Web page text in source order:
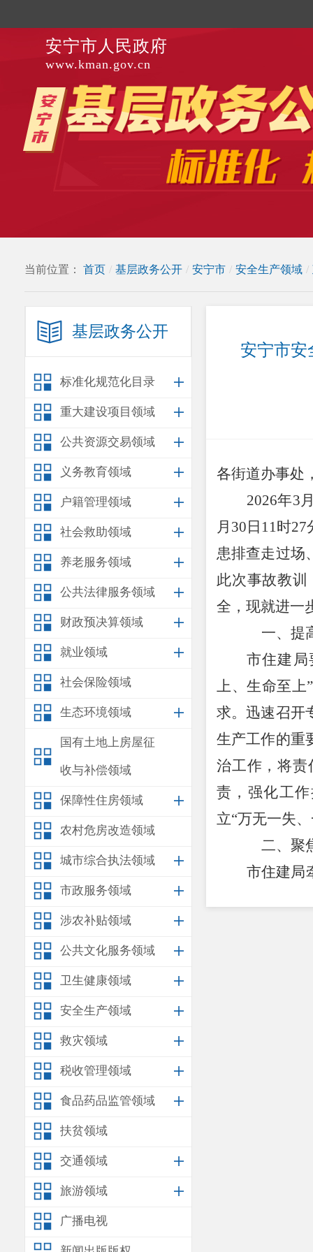
安宁市人民政府
www.kman.gov.cn
当前位置： 首页 / 基层政务公开 / 安宁市 / 安全生产领域 /
基层政务公开
标准化规范化目录
重大建设项目领域
公共资源交易领域
义务教育领域
户籍管理领域
社会救助领域
养老服务领域
公共法律服务领域
财政预决算领域
就业领域
社会保险领域
生态环境领域
国有土地上房屋征
收与补偿领域
保障性住房领域
农村危房改造领域
城市综合执法领域
市政服务领域
涉农补贴领域
公共文化服务领域
卫生健康领域
安全生产领域
救灾领域
税收管理领域
食品药品监管领域
扶贫领域
交通领域
旅游领域
广播电视
安宁市安
各街道办事处
2026年3
月 30 日 11时27
患排查走过场
此次事故教
全，现就进一
一、提
市住建局
上、生命至上
求。迅速召开
生产工作的重
治工作 ，将
责，强化工
立“万无一失
二、聚
市住建局